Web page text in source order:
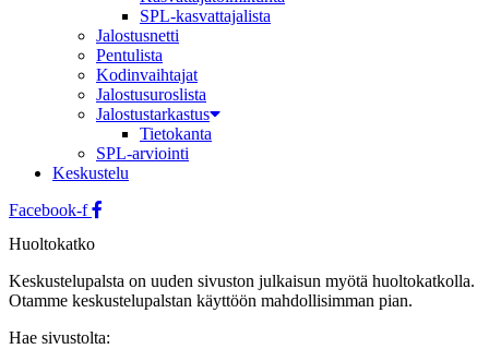
SPL-kasvattajalista
Jalostusnetti
Pentulista
Kodinvaihtajat
Jalostusuroslista
Jalostustarkastus
Tietokanta
SPL-arviointi
Keskustelu
Facebook-f
Huoltokatko
Keskustelupalsta on uuden sivuston julkaisun myötä huoltokatkolla.
Otamme keskustelupalstan käyttöön mahdollisimman pian.
Hae sivustolta: